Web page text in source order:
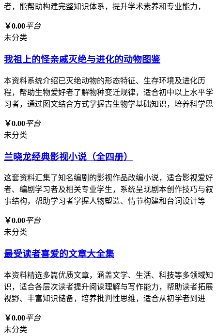
者，能帮助构建完整知识体系，提升学术素养和专业能力，
￥0.00平台
未分类
我祖上的怪亲戚灭绝与进化的动物图鉴
本资料系统介绍已灭绝动物的形态特征、生存环境及进化历
程，帮助生物爱好者了解物种变迁规律，适合初中以上水平学
习者，通过图文结合方式掌握古生物学基础知识，培养科学思
￥0.00平台
未分类
兰晓龙经典影视小说（全四册）
这套资料汇集了知名编剧的影视作品改编小说，适合影视爱好
者、编剧学习者及相关专业学生，系统呈现剧本创作技巧与叙
事结构，帮助学习者掌握人物塑造、情节构建和台词设计等
￥0.00平台
未分类
最受读者喜爱的文章大全集
本资料精选多篇优质文章，涵盖文学、生活、科技等多领域知
识，适合各层次读者提升阅读理解与写作能力，帮助读者拓展
视野、丰富知识储备，培养批判性思维，适合从初学者到进
￥0.00平台
未分类